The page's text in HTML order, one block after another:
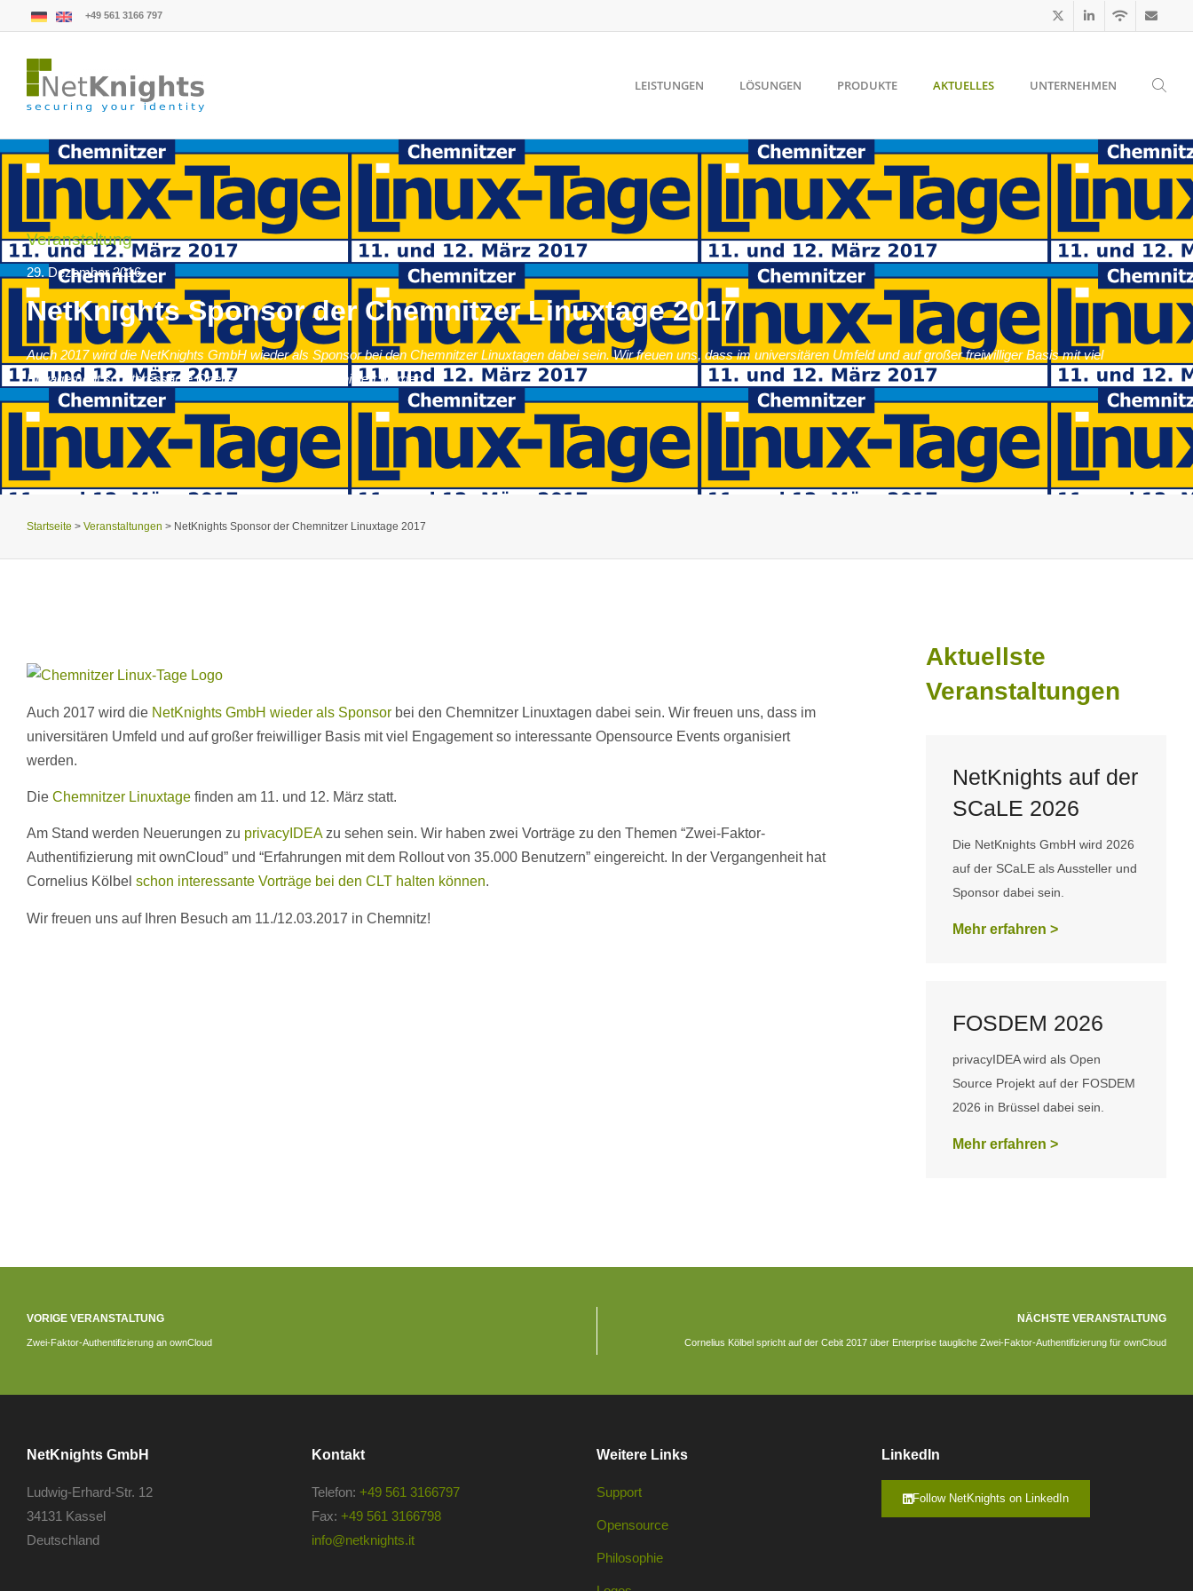
+49 561 3166 797
LEISTUNGEN LÖSUNGEN PRODUKTE AKTUELLES UNTERNEHMEN
Veranstaltung
29. Dezember 2016
NetKnights Sponsor der Chemnitzer Linuxtage 2017
Auch 2017 wird die NetKnights GmbH wieder als Sponsor bei den Chemnitzer Linuxtagen dabei sein. Wir freuen uns, dass im universitären Umfeld und auf großer freiwilliger Basis mit viel
Engagement so interessante Opensource Events organisiert werden.
Startseite > Veranstaltungen > NetKnights Sponsor der Chemnitzer Linuxtage 2017
Auch 2017 wird die NetKnights GmbH wieder als Sponsor bei den Chemnitzer Linuxtagen dabei sein. Wir freuen uns, dass im
universitären Umfeld und auf großer freiwilliger Basis mit viel Engagement so interessante Opensource Events organisiert
werden.
Die Chemnitzer Linuxtage finden am 11. und 12. März statt.
Am Stand werden Neuerungen zu privacyIDEAzu sehen sein. Wir haben zwei Vorträge zu den Themen “Zwei-Faktor-
Authentifizierung mit ownCloud” und “Erfahrungen mit dem Rollout von 35.000 Benutzern” eingereicht. In der Vergangenheit hat
Cornelius Kölbel schon interessante Vorträge bei den CLT halten können.
Wir freuen uns auf Ihren Besuch am 11./12.03.2017 in Chemnitz!
Aktuellste
Veranstaltungen
NetKnights auf der
SCaLE 2026
Die NetKnights GmbH wird 2026
auf der SCaLE als Aussteller und
Sponsor dabei sein.
Mehr erfahren >
FOSDEM 2026
privacyIDEA wird als Open
Source Projekt auf der FOSDEM
2026 in Brüssel dabei sein.
Mehr erfahren >
VORIGE VERANSTALTUNG
Zwei-Faktor-Authentifizierung an ownCloud
NÄCHSTE VERANSTALTUNG
Cornelius Kölbel spricht auf der Cebit 2017 über Enterprise taugliche Zwei-Faktor-Authentifizierung für ownCloud
NetKnights GmbH
Ludwig-Erhard-Str. 12
34131 Kassel
Deutschland
Kontakt
Telefon: +49 561 3166797
Fax: +49 561 3166798
info@netknights.it
Weitere Links
Support
Opensource
Philosophie
LinkedIn
Follow NetKnights on LinkedIn